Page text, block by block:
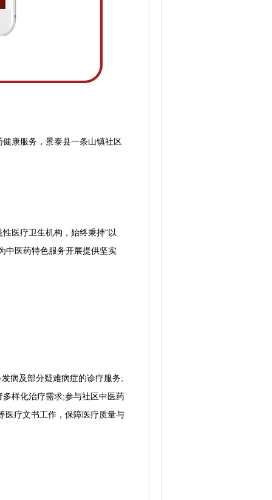
康服务，景泰县一条山镇社区
医疗卫生机构，始终秉持“以
中医药特色服务开展提供坚实
病及部分疑难病症的诊疗服务;
样化治疗需求;参与社区中医药
医疗文书工作，保障医疗质量与